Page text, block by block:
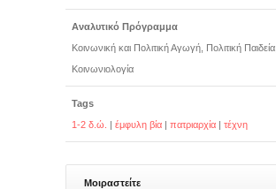
Αναλυτικό Πρόγραμμα
Κοινωνική και Πολιτική Αγωγή, Πολιτική Παιδεία,
Κοινωνιολογία
Tags
1-2 δ.ώ.
| έμφυλη βία | πατριαρχία | τέχνη
Μοιραστείτε